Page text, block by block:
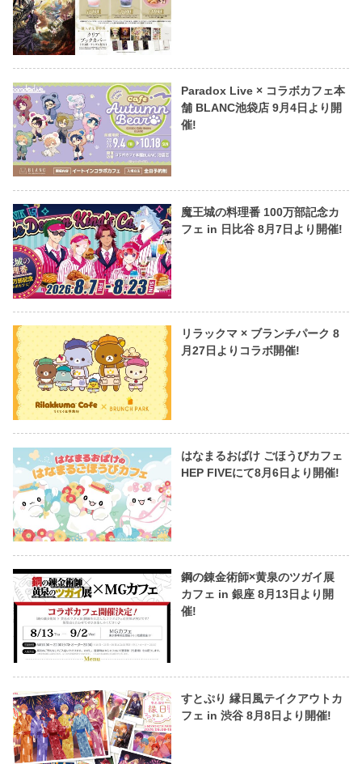
Paradox Live × コラボカフェ本
舗 BLANC池袋店 9月4日より開
催!
魔王城の料理番 100万部記念カ
フェ in 日比谷 8月7日より開催!
リラックマ × ブランチパーク 8
月27日よりコラボ開催!
はなまるおばけ ごほうびカフェ
HEP FIVEにて8月6日より開催!
鋼の錬金術師×黄泉のツガイ展
カフェ in 銀座 8月13日より開
催!
すとぷり 縁日風テイクアウトカ
フェ in 渋谷 8月8日より開催!